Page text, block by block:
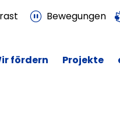
Bewegungen
fördern Projekte